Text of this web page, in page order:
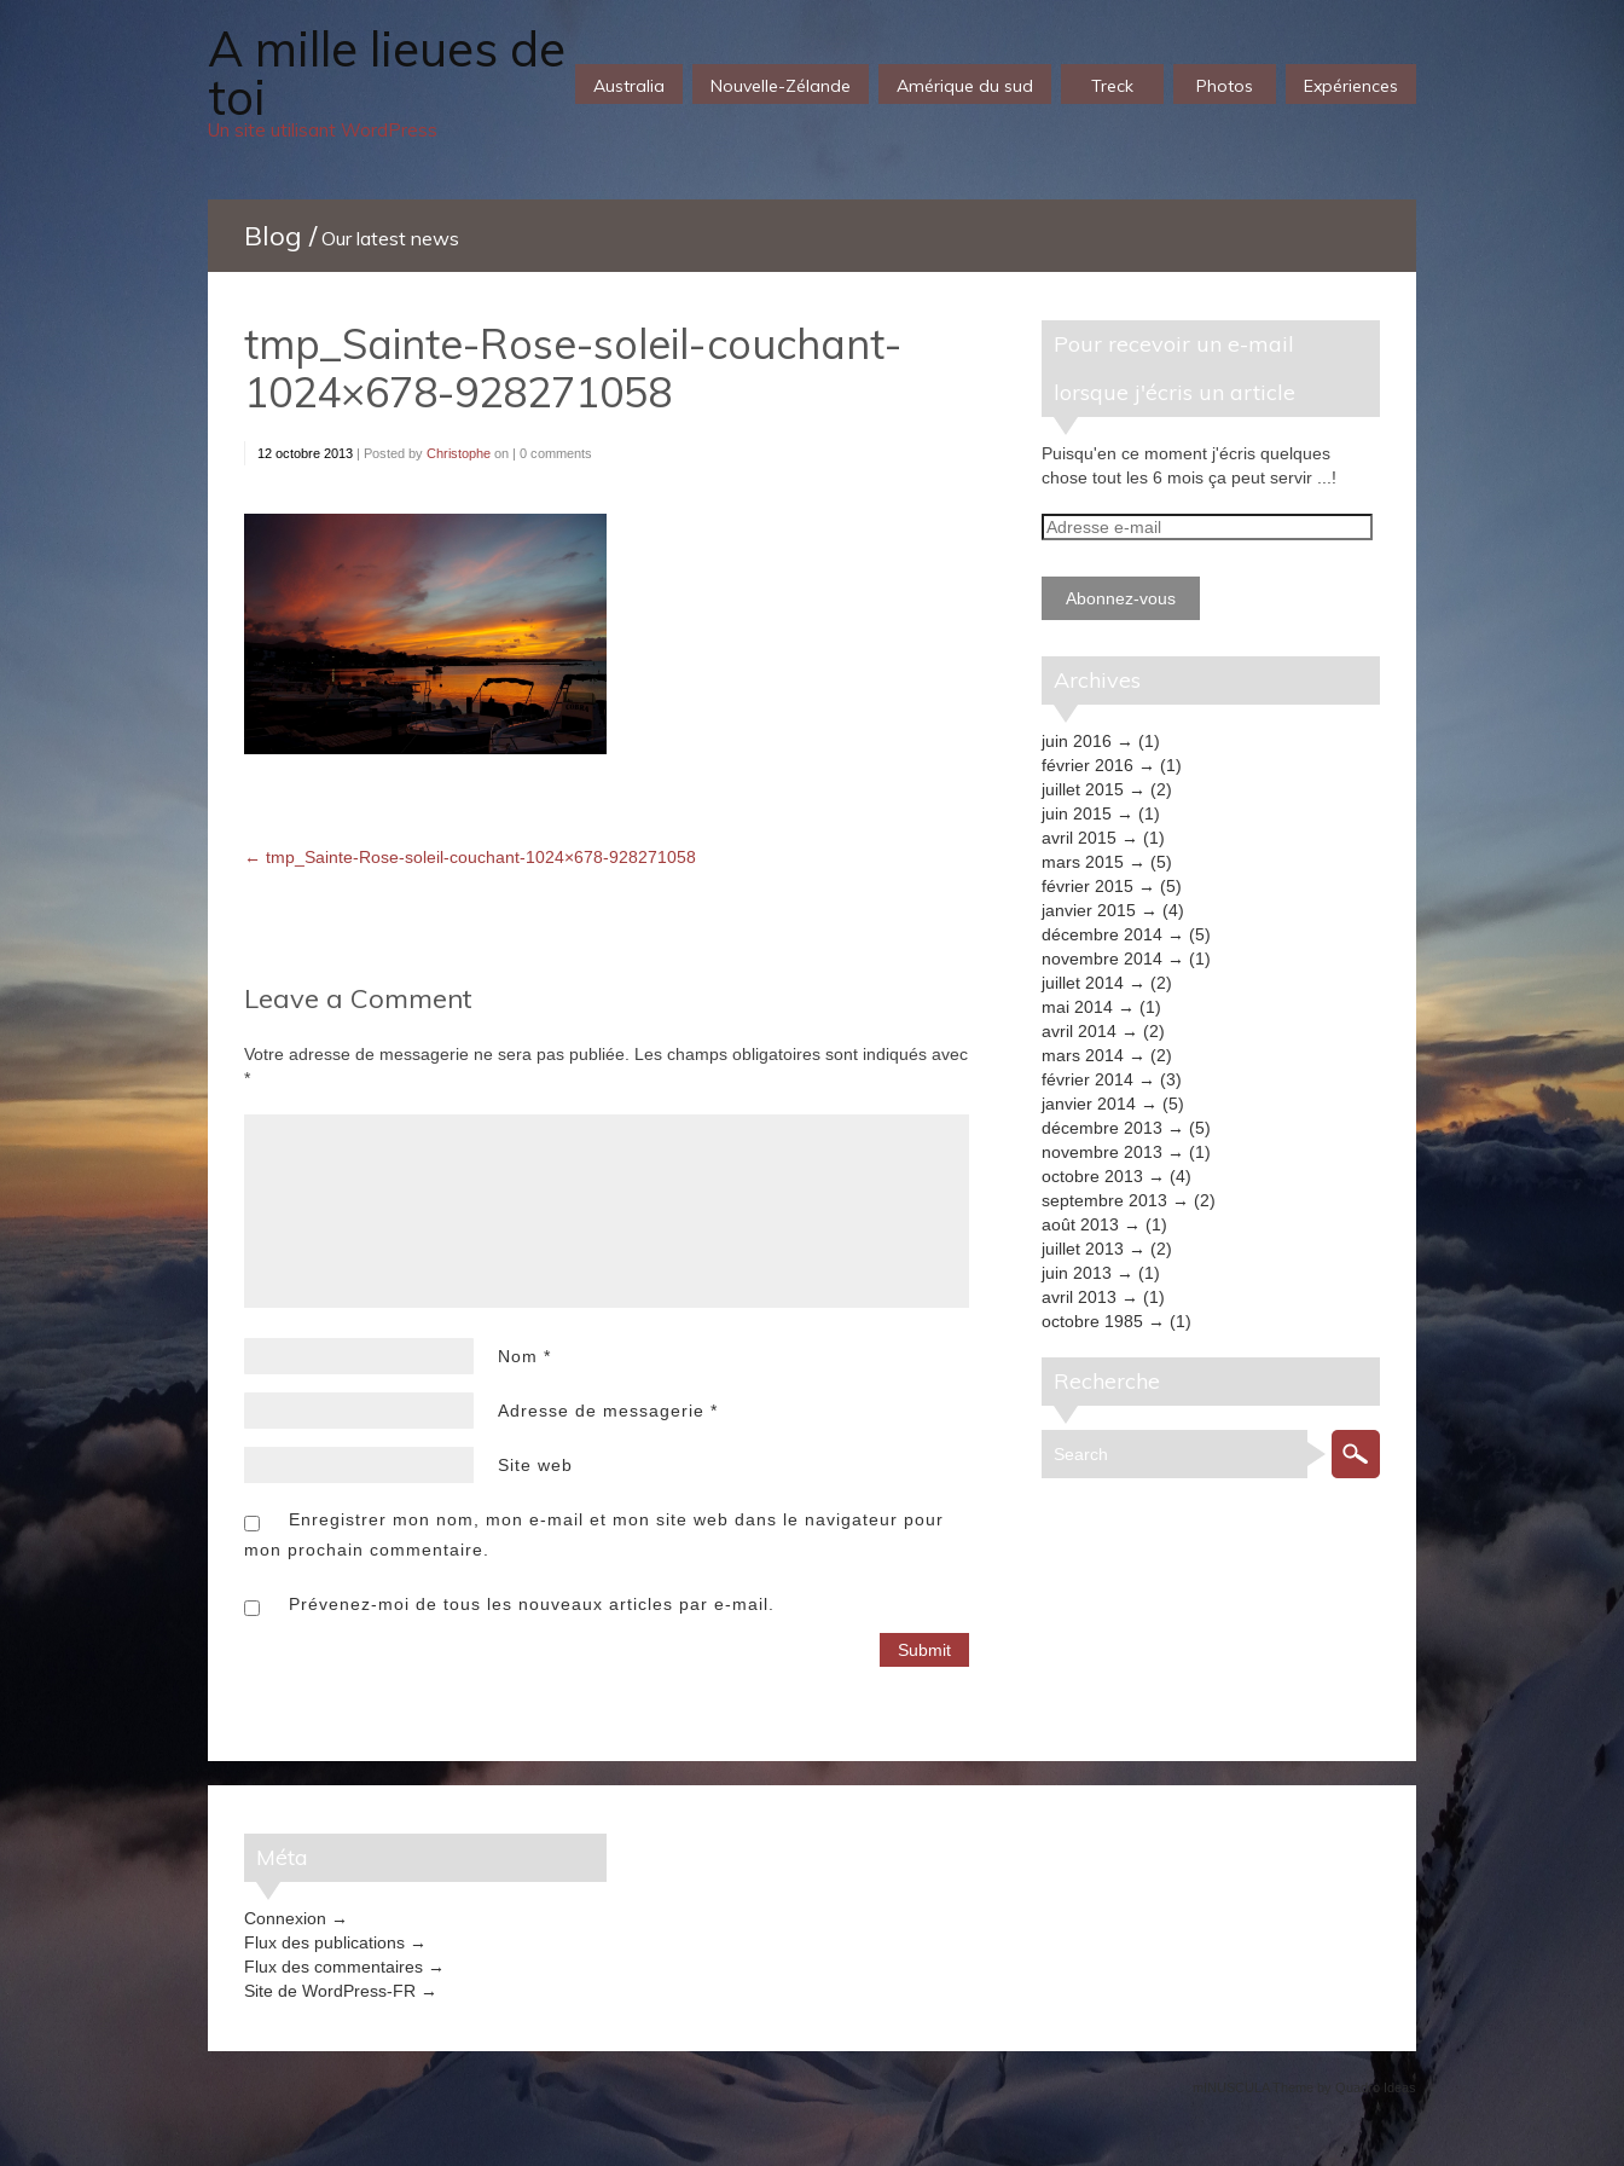
Australia Nouvelle-Zélande Amérique du sud Treck Photos Expériences
A mille lieues de
toi
Un site utilisant WordPress
Blog / Our latest news
tmp_Sainte-Rose-soleil-couchant-
1024×678-928271058
12 octobre 2013 | Posted by Christophe on | 0 comments
← tmp_Sainte-Rose-soleil-couchant-1024×678-928271058
Leave a Comment
Votre adresse de messagerie ne sera pas publiée.
Les champs obligatoires sont indiqués avec
*
Nom *
Adresse de messagerie *
Site web
Enregistrer mon nom, mon e-mail et mon site web dans le navigateur pour
mon prochain commentaire.
Prévenez-moi de tous les nouveaux articles par e-mail.
Pour recevoir un e-mail
lorsque j'écris un article
Puisqu'en ce moment j'écris quelques
chose tout les 6 mois ça peut servir ...!
Adresse
mail
Abonnez-vous
Archives
juin 2016
(1)
février 2016
(1)
juillet 2015
(2)
juin 2015
(1)
avril 2015
(1)
mars 2015
(5)
février 2015
(5)
janvier 2015
(4)
décembre 2014
(5)
novembre 2014
(1)
juillet 2014
(2)
mai 2014
(1)
avril 2014
(2)
mars 2014
(2)
février 2014
(3)
janvier 2014
(5)
décembre 2013
(5)
novembre 2013
(1)
octobre 2013
(4)
septembre 2013
(2)
août 2013
(1)
juillet 2013
(2)
juin 2013
(1)
avril 2013
(1)
octobre 1985
(1)
Recherche
Méta
Connexion
Flux des publications
Flux des commentaires
Site de WordPress-FR
Quadro Ideas